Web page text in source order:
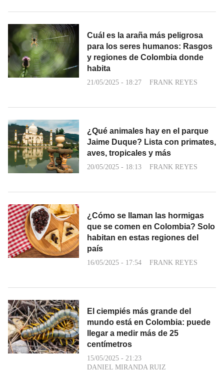
Cuál es la araña más peligrosa
para los seres humanos: Rasgos
y regiones de Colombia donde
habita
21/05/2025 - 18:27 FRANK REYES
¿Qué animales hay en el parque
Jaime Duque? Lista con primates,
aves, tropicales y más
20/05/2025 - 18:13 FRANK REYES
¿Cómo se llaman las hormigas
que se comen en Colombia? Solo
habitan en estas regiones del
país
16/05/2025 - 17:54 FRANK REYES
El ciempiés más grande del
mundo está en Colombia: puede
llegar a medir más de 25
centímetros
15/05/2025 - 21:23
DANIEL MIRANDA RUIZ